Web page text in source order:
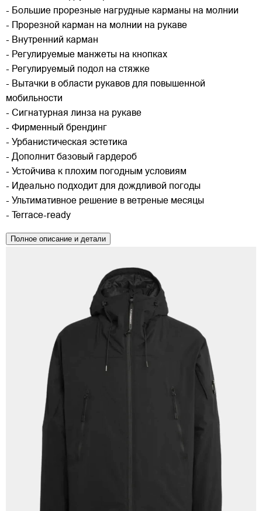
- Большие прорезные нагрудные карманы на молнии
- Прорезной карман на молнии на рукаве
- Внутренний карман
- Регулируемые манжеты на кнопках
- Регулируемый подол на стяжке
- Вытачки в области рукавов для повышенной
мобильности
- Сигнатурная линза на рукаве
- Фирменный брендинг
- Урбанистическая эстетика
- Дополнит базовый гардероб
- Устойчива к плохим погодным условиям
- Идеально подходит для дождливой погоды
- Ультимативное решение в ветреные месяцы
- Terrace-ready
Полное описание и детали